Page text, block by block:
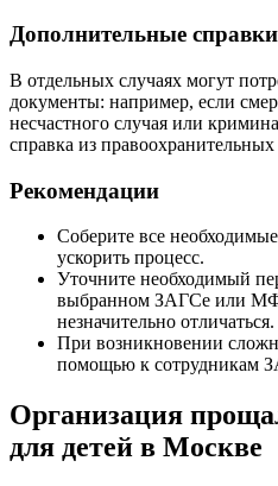
Дополнительные
В отдельных случаях могут
документы: например, если
несчастного случая или
справка из правоохранительных
Рекомендации
Соберите все
ускорить процесс.
Уточните необходимый
выбранном ЗАГСе или
незначительно отличаться.
При возникновении
помощью к сотрудникам
Организация
для детей в Москве